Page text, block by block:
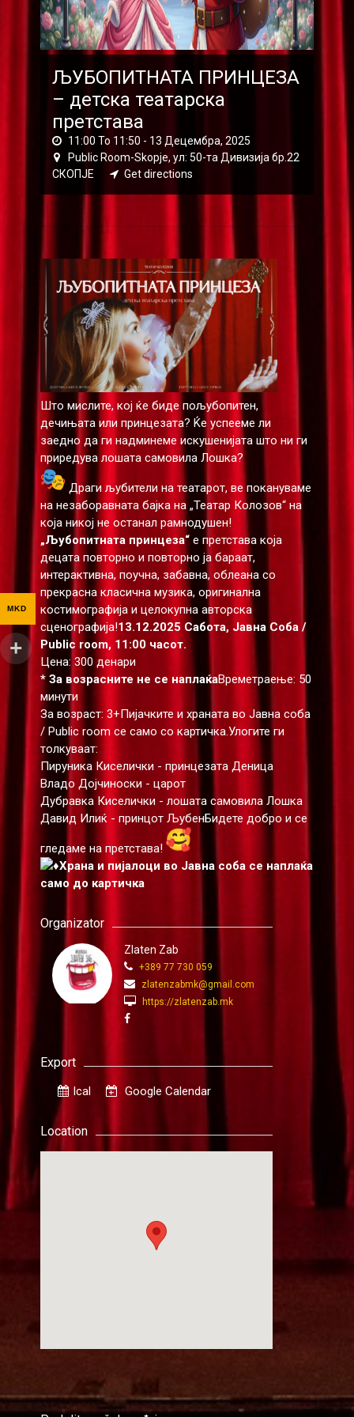
ЉУБОПИТНАТА ПРИНЦЕЗА
– детска театарска
претстава
11:00 To 11:50 - 13 Децембра, 2025
Public Room-Skopje, ул: 50-та Дивизија бр.22
СКОПЈЕ
Get directions
Што мислите, кој ќе биде пољубопитен,
дечињата или принцезата? Ќе успееме ли
заедно да ги надминеме искушенијата што ни ги
приредува лошата самовила Лошка?
Драги љубители на театарот, ве покануваме
на незаборавната бајка на „Театар Колозов“ на
која никој не останал рамнодушен!
„Љубопитната принцеза“е претстава која
децата повторно и повторно ја бараат,
интерактивна, поучна, забавна, облеана со
прекрасна класична музика, оригинална
костимографија и целокупна авторска
сценографија!13.12.2025 Сабота, Јавна Соба /
Public room, 11:00 часот.
Цена: 300 денари
* За возрасните не се наплаќаВреметраење: 50
минути
За возраст: 3+Пијачките и храната во Јавна соба
/ Public room се само со картичка.Улогите ги
толкуваат:
Пируника Киселички - принцезата Деница
Владо Дојчиноски - царот
Дубравка Киселички - лошата самовила Лошка
Давид Илиќ - принцот ЉубенБидете добро и се
гледаме на претстава!
Храна и пијалоци во Јавна соба се наплаќа
само до картичка
Organizator
Zlaten Zab
+389 77 730 059
zlatenzabmk@gmail.com
https://zlatenzab.mk
Export
Ical Google Calendar
Location
MKD